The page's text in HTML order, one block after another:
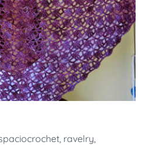
, ravelry,